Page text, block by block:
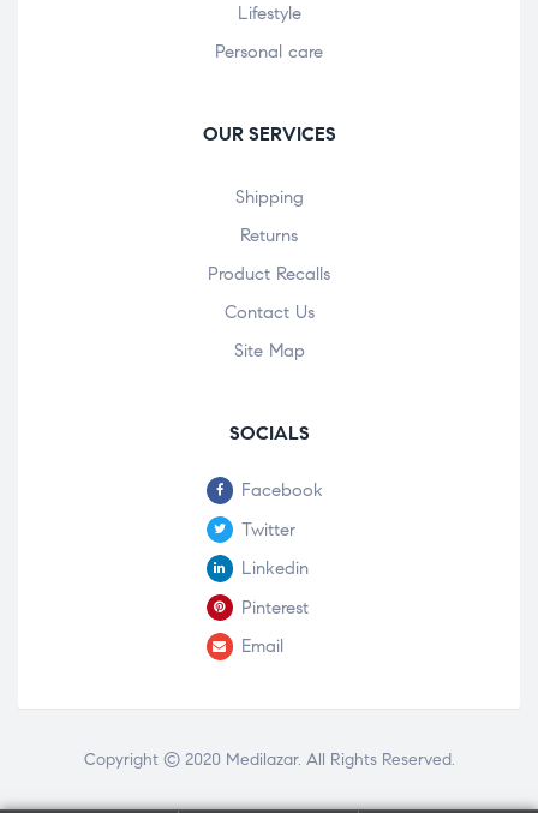
Lifestyle
Personal care
OUR SERVICES
Shipping
Returns
Product Recalls
Contact Us
Site Map
SOCIALS
Facebook
Twitter
Linkedin
Pinterest
Email
Copyright © 2020 Medilazar. All Rights Reserved.